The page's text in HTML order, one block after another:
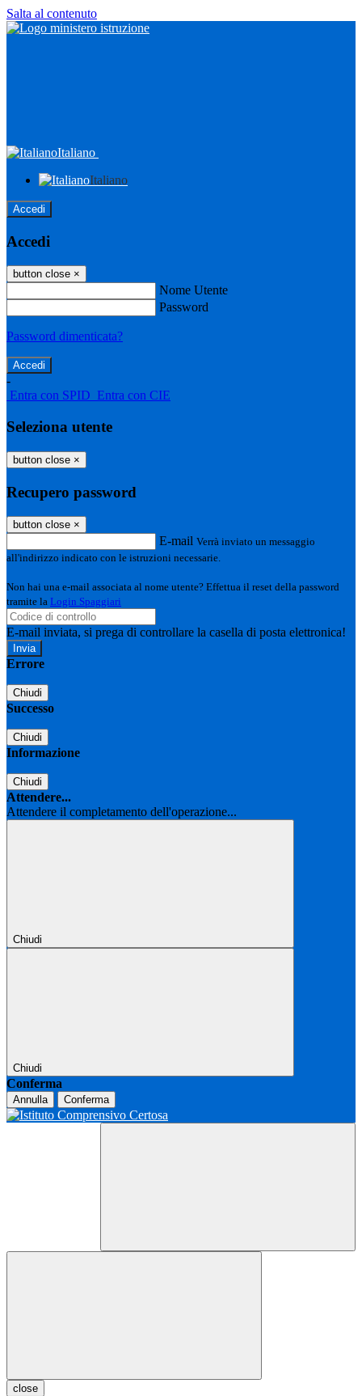
Salta al contenuto
Italiano
Italiano
Accedi
Accedi
button close ×
Nome Utente
Password
Password dimenticata?
-
Entra con SPID Entra con CIE
Seleziona utente
button close ×
Recupero password
button close ×
E-mail Verrà inviato un messaggio
all'indirizzo indicato con le istruzioni necessarie.
Non hai una e-mail associata al nome utente? Effettua il reset della password
tramite la Login Spaggiari
E-mail inviata, si prega di controllare la casella di posta elettronica!
Errore
Chiudi
Successo
Chiudi
Informazione
Chiudi
Attendere...
Attendere il completamento dell'operazione...
Chiudi
Chiudi
Conferma
Annulla Conferma
close